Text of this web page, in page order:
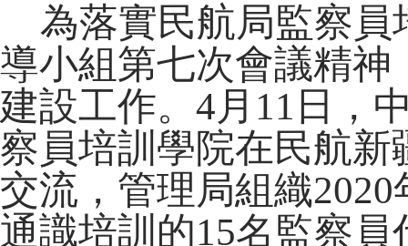
為落實民航局監察員
導小組第七次會議精
建設工作。4月11日，
察員培訓學院在民航
交流，管理局組織
通識培訓的15名監察
式